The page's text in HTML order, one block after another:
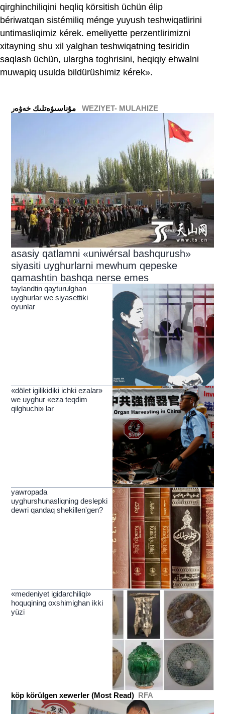
qirghinchiliqini heqliq körsitish üchün élip
bériwatqan sistémiliq ménge yuyush teshwiqatlirini
untimasliqimiz kérek. emeliyette perzentlirimizni
xitayning shu xil yalghan teshwiqatning tesiridin
saqlash üchün, ulargha toghrisini, heqiqiy ehwalni
muwapiq usulda bildürüshimiz kérek».
WEZIYET- MULAHIZE
asasiy qatlamni «uniwérsal bashqurush»
siyasiti uyghurlarni mewhum qepeske
qamashtin bashqa nerse emes
taylandtin qayturulghan
uyghurlar we siyasettiki
oyunlar
«dölet igilikidiki ichki ezalar»
we uyghur «eza teqdim
qilghuchi» lar
yawropada
uyghurshunasliqning deslepki
dewri qandaq shekillen'gen?
«medeniyet igidarchiliqi»
hoquqining oxshimighan ikki
yüzi
köp körülgen xewerler (Most Read) RFA